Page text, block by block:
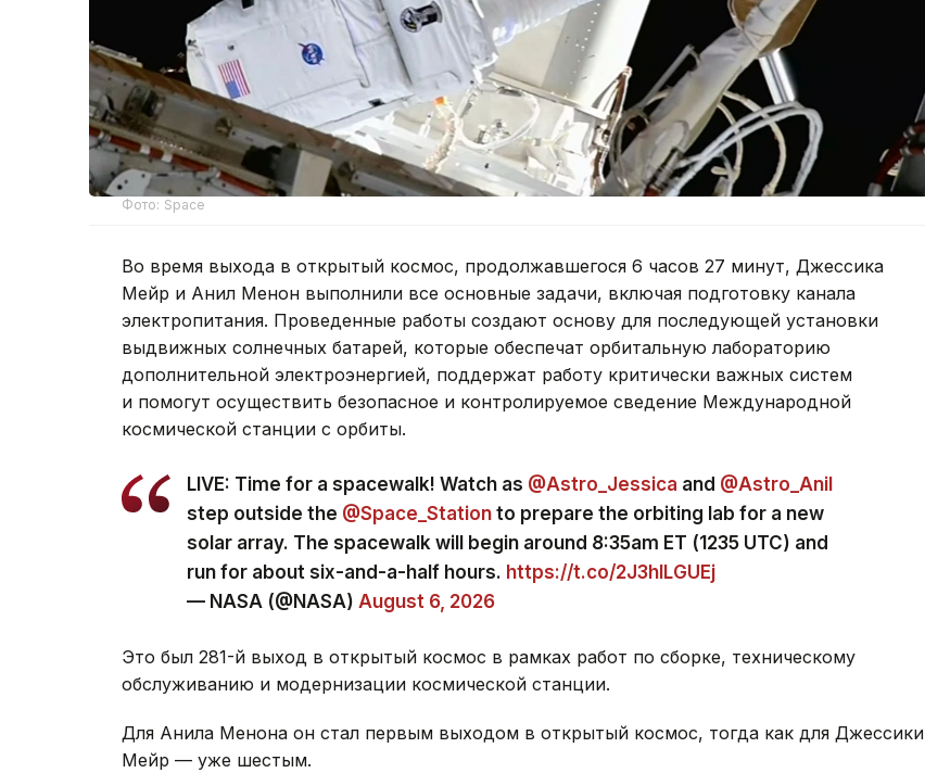
Фото: Space
Во время выхода в открытый космос, продолжавшегося 6 часов 27 минут, Джессика
Мейр и Анил Менон выполнили все основные задачи, включая подготовку канала
электропитания. Проведенные работы создают основу для последующей установки
выдвижных солнечных батарей, которые обеспечат орбитальную лабораторию
дополнительной электроэнергией, поддержат работу критически важных систем
и помогут осуществить безопасное и контролируемое сведение Международной
космической станции с орбиты.
LIVE: Time for a spacewalk! Watch as @Astro_Jessica and @Astro_Anil
step outside the @Space_Station to prepare the orbiting lab for a new
solar array. The spacewalk will begin around 8:35am ET (1235 UTC) and
run for about six-and-a-half hours. https://t.co/2J3hlLGUEj
— NASA (@NASA) August 6, 2026
Это был 281-й выход в открытый космос в рамках работ по сборке, техническому
обслуживанию и модернизации космической станции.
Для Анила Менона он стал первым выходом в открытый космос, тогда как для Джессики
Мейр — уже шестым.